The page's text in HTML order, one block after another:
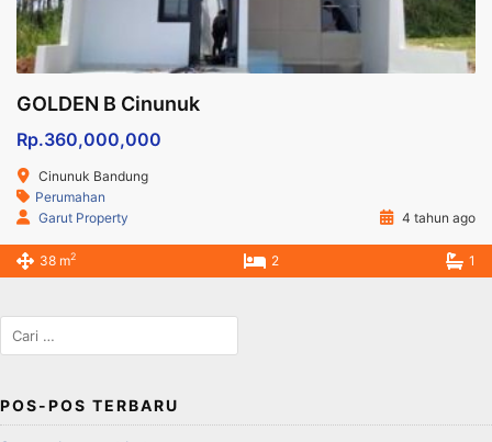
GOLDEN B Cinunuk
Rp.360,000,000
Cinunuk Bandung
Perumahan
Garut Property
4 tahun ago
38 m2 2 1
Cari
untuk:
POS-POS TERBARU